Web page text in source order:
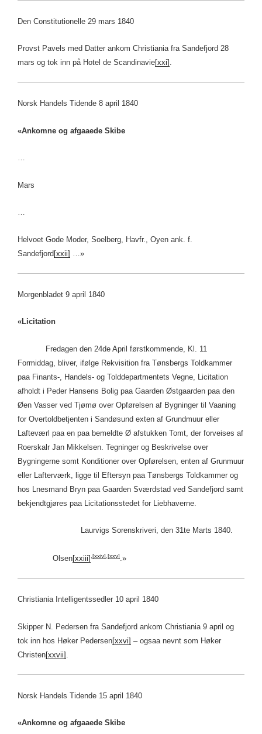
Den Constitutionelle 29 mars 1840
Provst Pavels med Datter ankom Christiania fra Sandefjord 28
mars og tok inn på Hotel de Scandinavie[xxi] .
Norsk Handels Tidende 8 april 1840
«Ankomne og afgaaede Skibe
…
Mars
…
Helvoet Gode Moder, Soelberg, Havfr., Oyen ank. f.
Sandefjord[xxii] …»
Morgenbladet 9 april 1840
«Licitation
Fredagen den 24de April førstkommende, Kl. 11
Formiddag, bliver, ifølge Rekvisition fra Tønsbergs Toldkammer
paa Finants-, Handels- og Tolddepartmentets Vegne, Licitation
afholdt i Peder Hansens Bolig paa Gaarden Østgaarden paa den
Øen Vasser ved Tjømø over Opførelsen af Bygninger til Vaaning
for Overtoldbetjenten i Sandøsund exten af Grundmuur eller
Lafteværl paa en paa bemeldte Ø afstukken Tomt, der forveises af
Roerskalr Jan Mikkelsen. Tegninger og Beskrivelse over
Bygningerne somt Konditioner over Opførelsen, enten af Grunmuur
eller Lafterværk, ligge til Eftersyn paa Tønsbergs Toldkammer og
hos Lnesmand Bryn paa Gaarden Sværdstad ved Sandefjord samt
bekjendtgjøres paa Licitationsstedet for Liebhaverne.
Laurvigs Sorenskriveri, den 31te Marts 1840.
Olsen[xxiii] [xxiv] [xxv].»
Christiania Intelligentssedler 10 april 1840
Skipper N. Pedersen fra Sandefjord ankom Christiania 9 april og
tok inn hos Høker Pedersen[xxvi] – ogsaa nevnt som Høker
Christen[xxvii]
Norsk Handels Tidende 15 april 1840
«Ankomne og afgaaede Skibe